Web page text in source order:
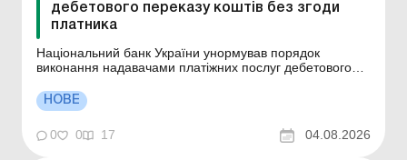
дебетового переказу коштів без згоди
платника
Національний банк України унормував порядок
виконання надавачами платіжних послуг дебетового
списання / стягнення коштів), у тому числі для
погашення податкового боргу. Зокрема, йдеться про
випадки недостатності / відсутності коштів на рахунку
платника...
НОВЕ
0 0 17 04.08.2026